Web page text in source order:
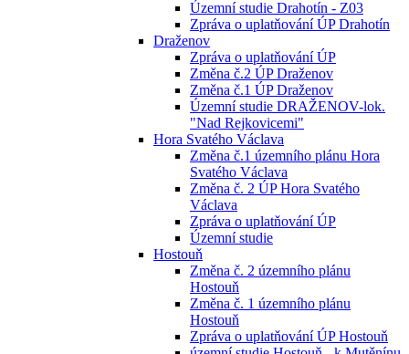
Územní studie Drahotín - Z03
Zpráva o uplatňování ÚP Drahotín
Draženov
Zpráva o uplatňování ÚP
Změna č.2 ÚP Draženov
Změna č.1 ÚP Draženov
Územní studie DRAŽENOV-lok.
"Nad Rejkovicemi"
Hora Svatého Václava
Změna č.1 územního plánu Hora
Svatého Václava
Změna č. 2 ÚP Hora Svatého
Václava
Zpráva o uplatňování ÚP
Územní studie
Hostouň
Změna č. 2 územního plánu
Hostouň
Změna č. 1 územního plánu
Hostouň
Zpráva o uplatňování ÚP Hostouň